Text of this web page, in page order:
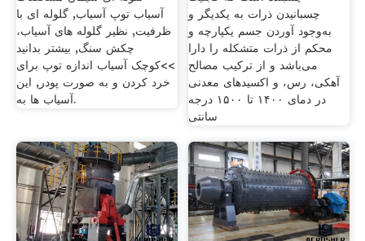
آسیاب توپ آسیاب, گلوله ای با
ظرفیت, نظیر گلوله های آسیاب،
چکش سنگ, بیشتر بدانید
>>کوچک آسیاب اندازه توپ برای
خرد کردن و به صورت پودر, این
آسیاب ها به.
چسبانیدن ذرات به یکدیگر و
به‌وجود آوردن جسم یکپارچه و
محکم از ذرات متشکله را دارا
می‌باشد و از ترکیب مصالح
آهکی، رس، و اکسیدهای معدنی
در دمای ۱۴۰۰ تا ۱۵۰۰ درجه
سانتی